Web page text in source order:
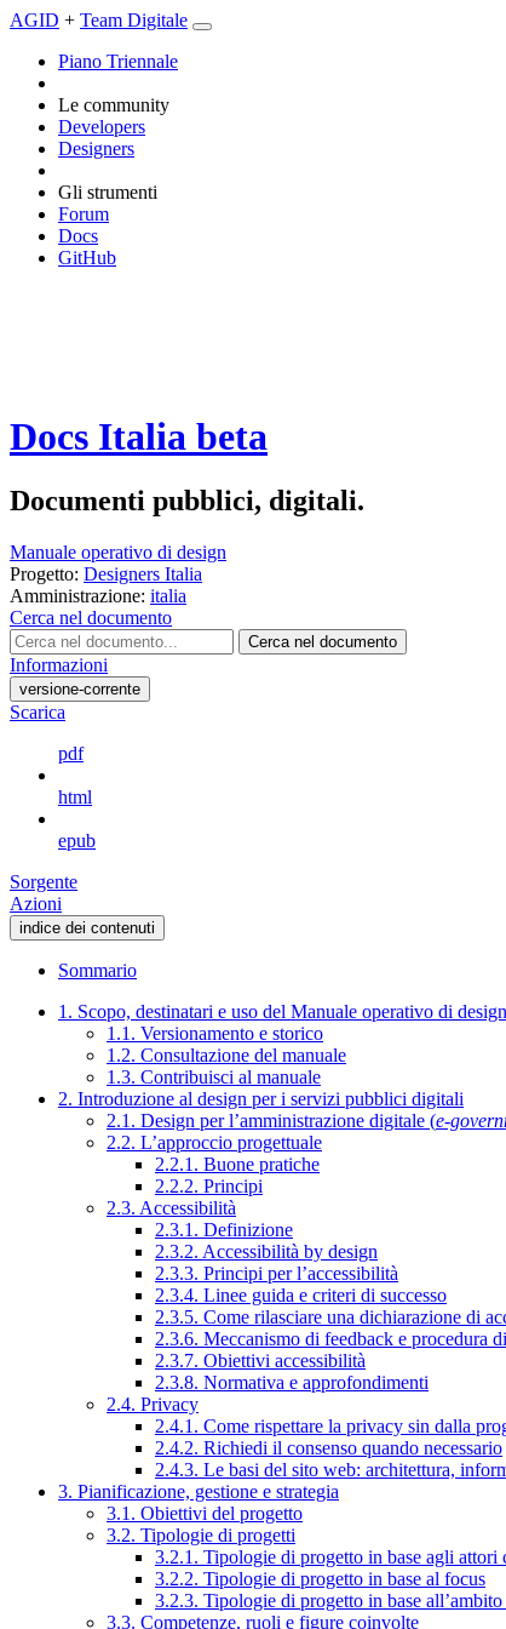
AGID + Team Digitale
Piano Triennale
Le community
Developers
Designers
Gli strumenti
Forum
Docs
GitHub
Docs Italia beta
Documenti pubblici, digitali.
Manuale operativo di design
Progetto: Designers Italia
Amministrazione: italia
Cerca nel documento
Cerca nel documento
Informazioni
versione-corrente
Scarica
pdf
html
epub
Sorgente
Azioni
indice dei contenuti
Sommario
1. Scopo, destinatari e uso del Manuale operativo di design
1.1. Versionamento e storico
1.2. Consultazione del manuale
1.3. Contribuisci al manuale
2. Introduzione al design per i servizi pubblici digitali
2.1. Design per l’amministrazione digitale (e-
2.2. L’approccio progettuale
2.2.1. Buone pratiche
2.2.2. Principi
2.3. Accessibilità
2.3.1. Definizione
2.3.2. Accessibilità by design
2.3.3. Principi per l’accessibilità
2.3.4. Linee guida e criteri di successo
2.3.5. Come rilasciare una dichiarazione di
2.3.6. Meccanismo di feedback e procedura
2.3.7. Obiettivi accessibilità
2.3.8. Normativa e approfondimenti
2.4. Privacy
2.4.1. Come rispettare la privacy sin dalla
2.4.2. Richiedi il consenso quando necessario
2.4.3. Le basi del sito web: architettura,
3. Pianificazione, gestione e strategia
3.1. Obiettivi del progetto
3.2. Tipologie di progetti
3.2.1. Tipologie di progetto in base agli
3.2.2. Tipologie di progetto in base al focus
3.2.3. Tipologie di progetto in base
3.3. Competenze, ruoli e figure coinvolte